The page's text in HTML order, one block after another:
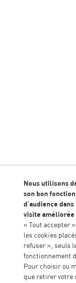
Nous utilisons
son bon
d'audience
visite améliorée
« Tout accepter
les cookies
refuser », seuls
fonctionnement
Pour choisir ou
que retirer votre